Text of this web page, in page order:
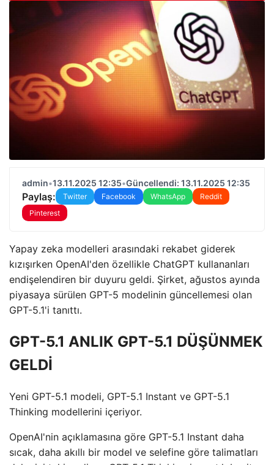
admin•13.11.2025 12:35•Güncellendi: 13.11.2025 12:35
Paylaş: Twitter Facebook WhatsApp
Reddit
Pinterest
Yapay zeka modelleri arasındaki rekabet giderek
kızışırken OpenAI'den özellikle ChatGPT kullananları
endişelendiren bir duyuru geldi. Şirket, ağustos ayında
piyasaya sürülen GPT-5 modelinin güncellemesi olan
GPT-5.1'i tanıttı.
GPT-5.1 ANLIK GPT-5.1 DÜŞÜNMEK
GELDİ
Yeni GPT-5.1 modeli, GPT-5.1 Instant ve GPT-5.1
Thinking modellerini içeriyor.
OpenAI'nin açıklamasına göre GPT-5.1 Instant daha
sıcak, daha akıllı bir model ve selefine göre talimatları